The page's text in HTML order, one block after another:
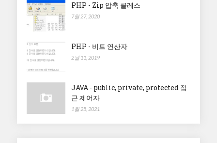
PHP - Zip 압축 클레스
7월 27, 2020
PHP - 비트 연산자
2월 11, 2019
JAVA - public, private, protected 접
근 제어자
1월 25, 2021